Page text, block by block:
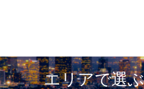
エリアで選